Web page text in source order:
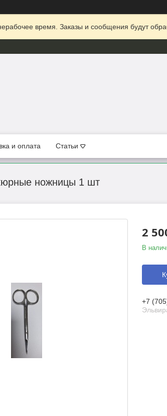
время. Заказы и сообщения будут
и оплата Статьи
ножницы 1 шт
2
В
+7